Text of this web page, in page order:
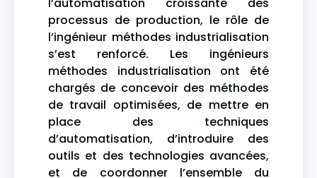
l’automatisation croissante des
processus de production, le rôle de
l’ingénieur méthodes industrialisation
s’est renforcé. Les ingénieurs
méthodes industrialisation ont été
chargés de concevoir des méthodes
de travail optimisées, de mettre en
place des techniques
d’automatisation, d’introduire des
outils et des technologies avancées,
et de coordonner l’ensemble du